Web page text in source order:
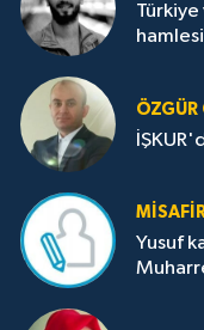
Türkiye
hamlesi
ÖZGÜR
Yusuf